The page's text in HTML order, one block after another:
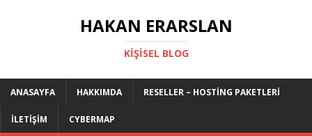
HAKAN ERARSLAN
KIŞISEL BLOG
ANASAYFA HAKKIMDA RESELLER – HOSTING PAKETLERI
İLETIŞIM CYBERMAP